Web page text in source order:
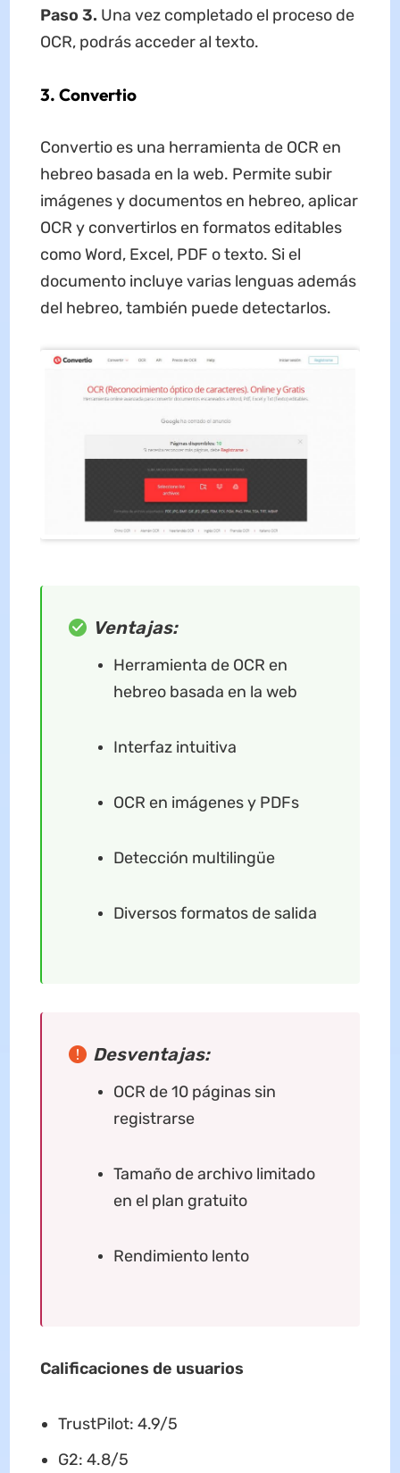
Paso 3. Una vez completado el proceso de
OCR, podrás acceder al texto.
3. Convertio
Convertio es una herramienta de OCR en
hebreo basada en la web. Permite subir
imágenes y documentos en hebreo, aplicar
OCR y convertirlos en formatos editables
como Word, Excel, PDF o texto. Si el
documento incluye varias lenguas además
del hebreo, también puede detectarlos.
Ventajas:
Herramienta de OCR en
hebreo basada en la web
Interfaz intuitiva
OCR en imágenes y PDFs
Detección multilingüe
Diversos formatos de salida
Desventajas:
OCR de 10 páginas sin
registrarse
Tamaño de archivo limitado
en el plan gratuito
Rendimiento lento
Calificaciones de usuarios
TrustPilot: 4.9/5
G2: 4.8/5